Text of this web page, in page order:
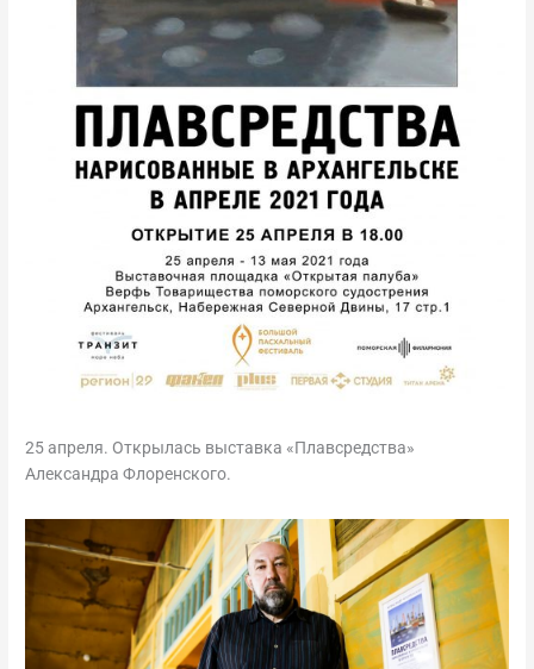
25 апреля. Открылась выставка «Плавсредства»
Александра Флоренского.